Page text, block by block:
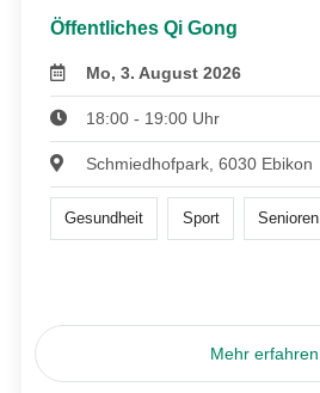
Öffentliches Qi Gong
Mo, 3. August 2026
18:00 - 19:00 Uhr
Schmiedhofpark, 6030 Ebikon
Gesundheit Sport Senioren
Mehr erfahren